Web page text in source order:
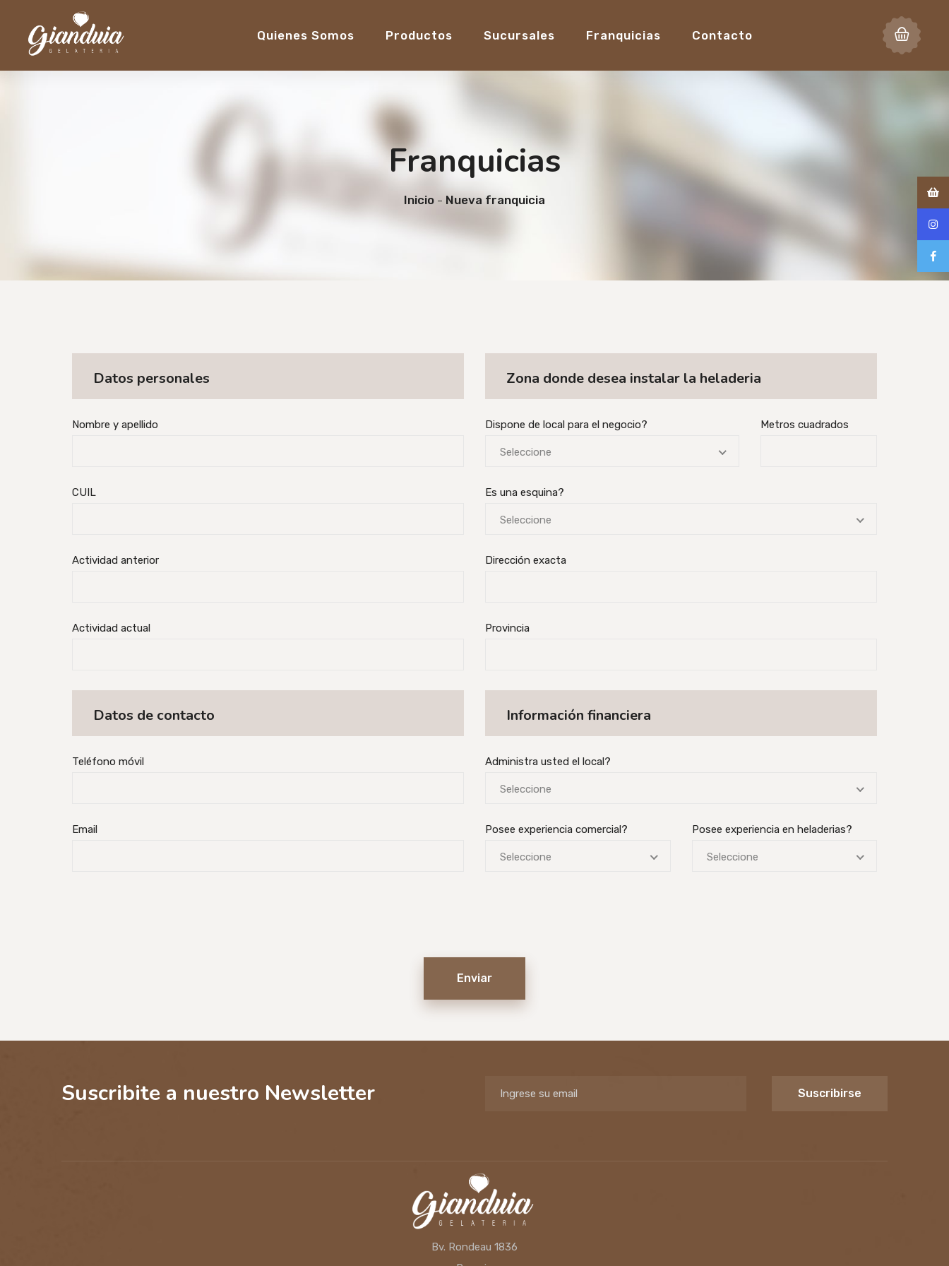
Quienes Somos Productos Sucursales Franquicias Contacto
Franquicias
Inicio Nueva franquicia
Datos personales
Nombre y apellido
CUIL
Actividad anterior
Actividad actual
Datos de contacto
Teléfono móvil
Email
Zona donde desea instalar la heladeria
Dispone de local para el negocio?
Seleccione
Metros cuadrados
Es una esquina?
Seleccione
Dirección exacta
Provincia
Información financiera
Administra usted el local?
Seleccione
Posee experiencia comercial?
Seleccione
Posee experiencia en heladerias?
Seleccione
Enviar
Suscribite a nuestro Newsletter Suscribirse
Bv. Rondeau 1836